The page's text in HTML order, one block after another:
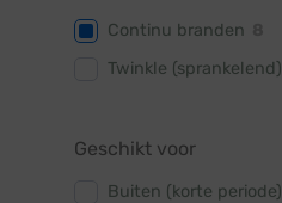
Continu branden
Twinkle (sprankelend)
Geschikt voor
Buiten (korte periode)